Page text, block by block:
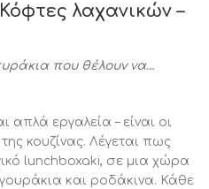
λαχανικών –
που θέλουν να…
απλά εργαλεία – είναι οι
κουζίνας. Λέγεται πως
lunchboxaki, σε μια χώρα
και ροδάκινα. Κάθε